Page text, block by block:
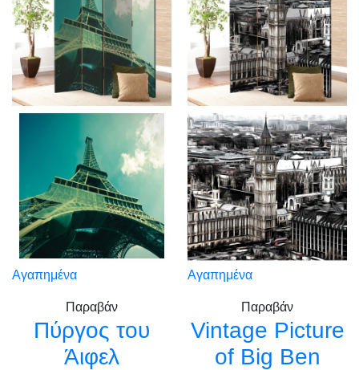
Αγαπημένα
Παραβάν
Πύργος του
Άιφελ
Αγαπημένα
Παραβάν
Vintage Picture
of Big Ben